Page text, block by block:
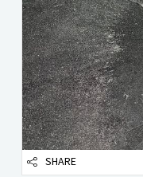
SHARE